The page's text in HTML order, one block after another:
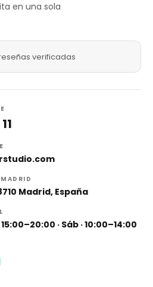
en una sola
verificadas
Madrid, España
· Sáb · 10:00–14:00